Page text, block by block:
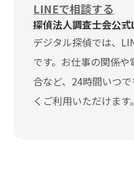
LINEで相談する
探偵法人調査士会公式
デジタル探偵では、
です。お仕事の関係
合など、24時間いつ
くご利用いただけます。